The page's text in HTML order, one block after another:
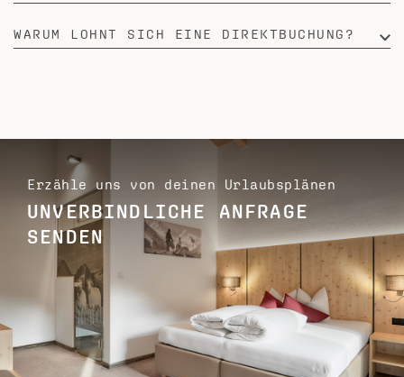
WARUM LOHNT SICH EINE DIREKTBUCHUNG?
Erzähle uns von deinen Urlaubsplänen
UNVERBINDLICHE ANFRAGE
SENDEN